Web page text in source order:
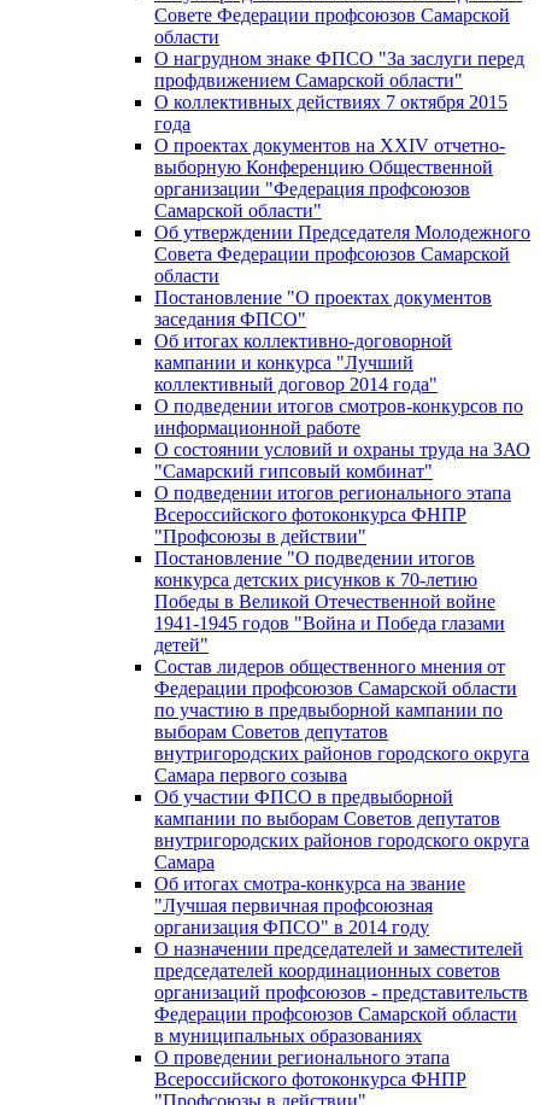
Совете Федерации профсоюзов Самарской
области
О нагрудном знаке ФПСО "За заслуги перед
профдвижением Самарской области"
О коллективных действиях 7 октября 2015
года
О проектах документов на XXIV отчетно-
выборную Конференцию Общественной
организации "Федерация профсоюзов
Самарской области"
Об утверждении Председателя Молодежного
Совета Федерации профсоюзов Самарской
области
Постановление "О проектах документов
заседания ФПСО"
Об итогах коллективно-договорной
кампании и конкурса "Лучший
коллективный договор 2014 года"
О подведении итогов смотров-конкурсов по
информационной работе
О состоянии условий и охраны труда на ЗАО
"Самарский гипсовый комбинат"
О подведении итогов регионального этапа
Всероссийского фотоконкурса ФНПР
"Профсоюзы в действии"
Постановление "О подведении итогов
конкурса детских рисунков к 70-летию
Победы в Великой Отечественной войне
1941-1945 годов "Война и Победа глазами
детей"
Состав лидеров общественного мнения от
Федерации профсоюзов Самарской области
по участию в предвыборной кампании по
выборам Советов депутатов
внутригородских районов городского округа
Самара первого созыва
Об участии ФПСО в предвыборной
кампании по выборам Советов депутатов
внутригородских районов городского округа
Самара
Об итогах смотра-конкурса на звание
"Лучшая первичная профсоюзная
организация ФПСО" в 2014 году
О назначении председателей и заместителей
председателей координационных советов
организаций профсоюзов - представительств
Федерации профсоюзов Самарской области
в муниципальных образованиях
О проведении регионального этапа
Всероссийского фотоконкурса ФНПР
"Профсоюзы в действии"